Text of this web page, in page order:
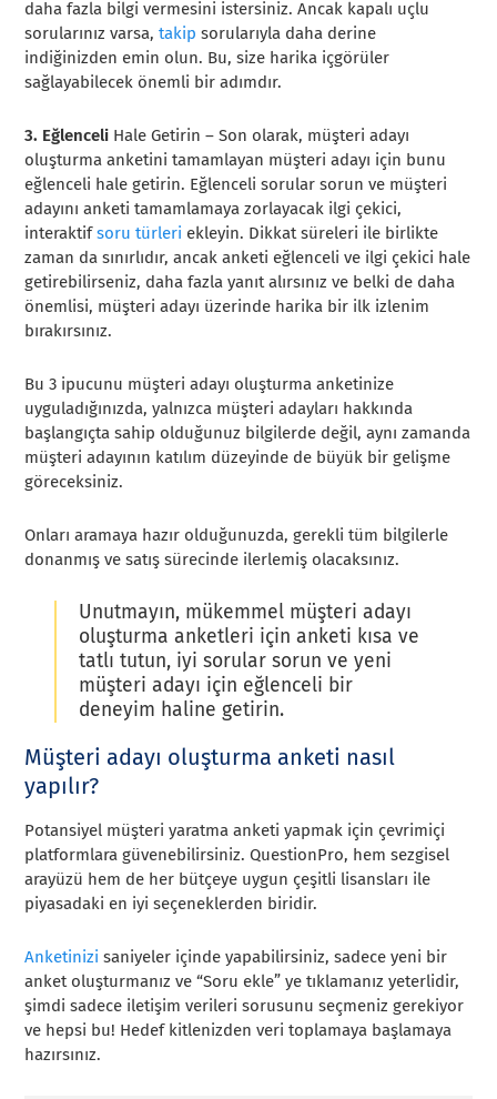
daha fazla bilgi vermesini istersiniz. Ancak kapalı uçlu
sorularınız varsa,takip sorularıyla daha derine
indiğinizden emin olun. Bu, size harika içgörüler
sağlayabilecek önemli bir adımdır.
3. Eğlenceli Hale Getirin – Son olarak, müşteri adayı
oluşturma anketini tamamlayan müşteri adayı için bunu
eğlenceli hale getirin. Eğlenceli sorular sorun ve müşteri
adayını anketi tamamlamaya zorlayacak ilgi çekici,
interaktifsoru türleri ekleyin. Dikkat süreleri ile birlikte
zaman da sınırlıdır, ancak anketi eğlenceli ve ilgi çekici hale
getirebilirseniz, daha fazla yanıt alırsınız ve belki de daha
önemlisi, müşteri adayı üzerinde harika bir ilk izlenim
bırakırsınız.
Bu 3 ipucunu müşteri adayı oluşturma anketinize
uyguladığınızda, yalnızca müşteri adayları hakkında
başlangıçta sahip olduğunuz bilgilerde değil, aynı zamanda
müşteri adayının katılım düzeyinde de büyük bir gelişme
göreceksiniz.
Onları aramaya hazır olduğunuzda, gerekli tüm bilgilerle
donanmış ve satış sürecinde ilerlemiş olacaksınız.
Unutmayın, mükemmel müşteri adayı
oluşturma anketleri için anketi kısa ve
tatlı tutun, iyi sorular sorun ve yeni
müşteri adayı için eğlenceli bir
deneyim haline getirin.
Müşteri adayı oluşturma anketi nasıl
yapılır?
Potansiyel müşteri yaratma anketi yapmak için çevrimiçi
platformlara güvenebilirsiniz. QuestionPro, hem sezgisel
arayüzü hem de her bütçeye uygun çeşitli lisansları ile
piyasadaki en iyi seçeneklerden biridir.
Anketinizi saniyeler içinde yapabilirsiniz, sadece yeni bir
anket oluşturmanız ve “Soru ekle” ye tıklamanız yeterlidir,
şimdi sadece iletişim verileri sorusunu seçmeniz gerekiyor
ve hepsi bu! Hedef kitlenizden veri toplamaya başlamaya
hazırsınız.